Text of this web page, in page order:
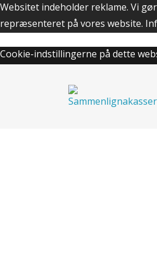
Websitet indeholder reklame. Vi
repræsenteret på vores website.
Cookie-indstillingerne på dette